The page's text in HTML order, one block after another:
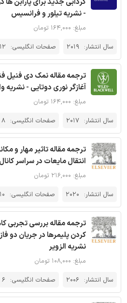
گردابی جدید برای پارابن
- نشریه تیلور و فرانسیس
مبلغ: ۱۶۴,۰۰۰ تومان
سال انتشار: 2019 صفحات انگلیسی: 12
ترجمه مقاله نمک دی فنیل
آغازگر نوری دوتایی - نشریه
مبلغ: ۱۶۴,۰۰۰ تومان
سال انتشار: 2017 صفحات انگلیسی: 8
ترجمه مقاله تاثیر مهار و
انتقال مایعات در سراسر
مبلغ: ۲۱۶,۰۰۰ تومان
سال انتشار: 2020 صفحات انگلیسی: 10
ترجمه مقاله بررسی تجربی
کردن پلیمرها در جریان دو
نشریه الزویر
مبلغ: ۱۰۸,۰۰۰ تومان
سال انتشار: 2006 صفحات انگلیسی: 6